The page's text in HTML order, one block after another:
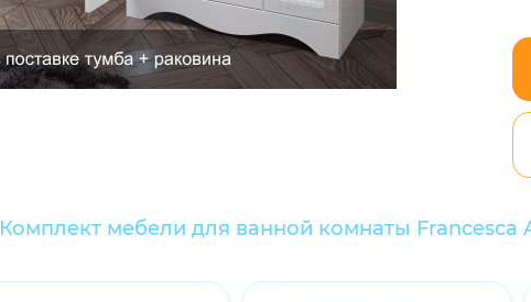
Комплект мебели для ванной комнаты